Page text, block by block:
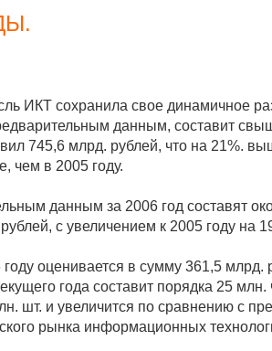
ИКТ сохранила свое динамичное
данным, составит
745,6 млрд. рублей, что на 21%.
чем в 2005 году.
данным за 2006 год составят
с увеличением к 2005 году на
оценивается в сумму 361,5
года составит порядка 25
шт. и увеличится по сравнению с
рынка информационных